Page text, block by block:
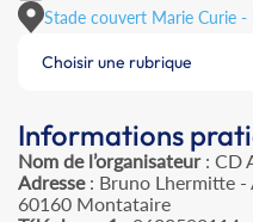
Stade couvert Marie Curie
Choisir une rubrique
Informations
Nom de l’organisateur: CD
Adresse: Bruno Lhermitte -
60160 Montataire